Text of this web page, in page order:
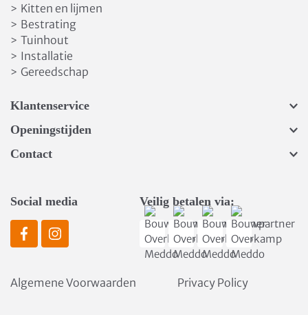
> Kitten en lijmen
> Bestrating
> Tuinhout
> Installatie
> Gereedschap
Klantenservice
Openingstijden
Contact
Social media Veilig betalen via:
Algemene Voorwaarden Privacy Policy